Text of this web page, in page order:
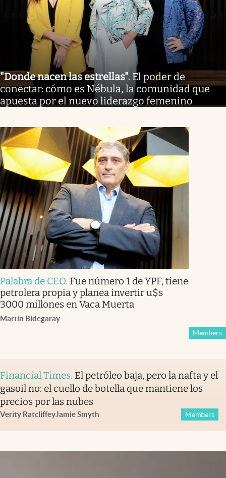
"Donde nacen las estrellas". El poder de
conectar: cómo es Nébula, la comunidad que
apuesta por el nuevo liderazgo femenino
Palabra de CEO. Fue número 1 de YPF, tiene
petrolera propia y planea invertir u$s
3000 millones en Vaca Muerta
Martín Bidegaray
Members
Financial Times. El petróleo baja, pero la nafta y el
gasoil no: el cuello de botella que mantiene los
precios por las nubes
Verity RatcliffeyJamie Smyth Members